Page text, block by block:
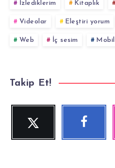
İzlediklerim Kitaplık
Videolar Eleştiri yorum
Web İç sesim Mobil
Takip Et!
Twitter Facebook